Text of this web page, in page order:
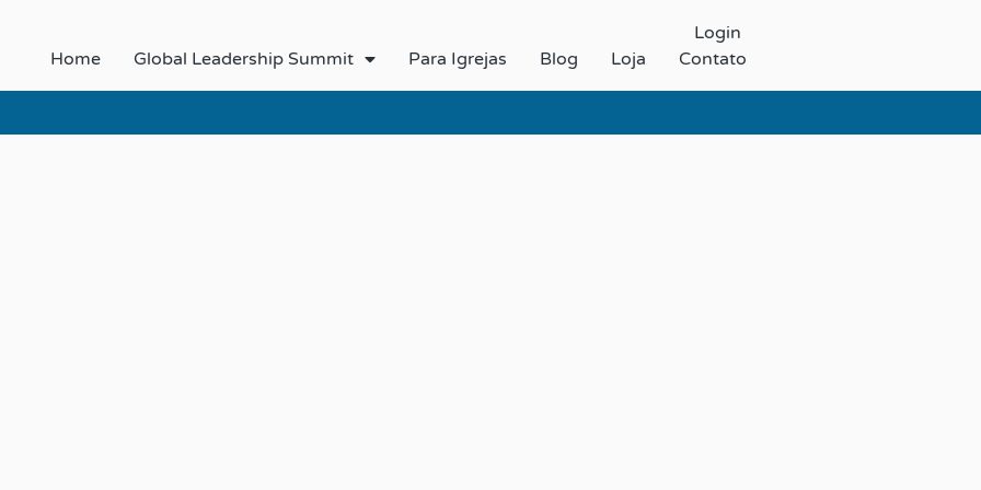
Login
Home
Global Leadership Summit Para Igrejas Blog Loja Contato